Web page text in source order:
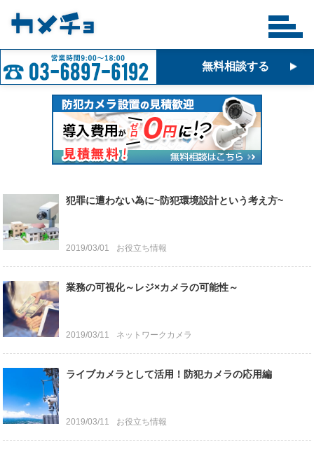
無料相談する
犯罪に遭わない為に~防犯環境設計という考え方~
2019/03/01 お役立ち情報
業務の可視化～レジ×カメラの可能性～
2019/03/11 ネットワークカメラ
ライブカメラとして活用！防犯カメラの応用編
2019/03/11 お役立ち情報